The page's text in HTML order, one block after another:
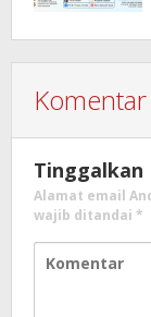
Komentar
Tinggalkan
Alamat email
wajib ditandai *